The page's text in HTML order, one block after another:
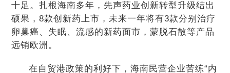
十足。扎根海南多年，先声药业创新转型升级结出
硕果，8款创新药上市，未来一年将有3款分别治疗
卵巢癌、失眠、流感的新药面市，蒙脱石散等产品
远销欧洲。
在自贸港政策的利好下，海南民营企业苦练“内